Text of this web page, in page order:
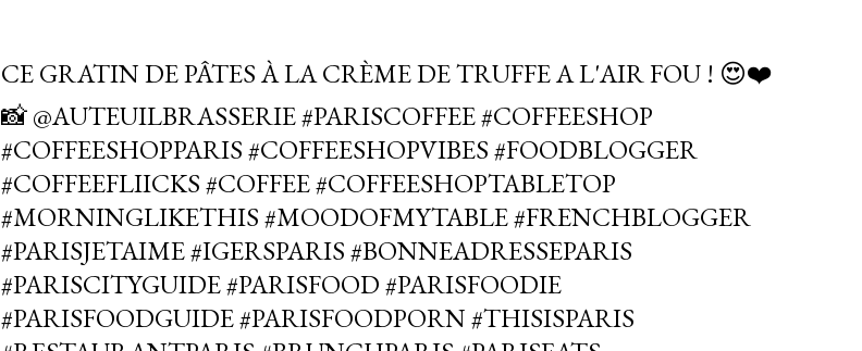
CE GRATIN DE PÂTES À LA CRÈME DE TRUFFE A L'AIR FOU ! 😍❤️
📸 @AUTEUILBRASSERIE #PARISCOFFEE #COFFEESHOP
#COFFEESHOPPARIS #COFFEESHOPVIBES #FOODBLOGGER
#COFFEEFLIICKS #COFFEE #COFFEESHOPTABLETOP
#MORNINGLIKETHIS #MOODOFMYTABLE #FRENCHBLOGGER
#PARISJETAIME #IGERSPARIS #BONNEADRESSEPARIS
#PARISCITYGUIDE #PARISFOOD #PARISFOODIE
#PARISFOODGUIDE #PARISFOODPORN #THISISPARIS